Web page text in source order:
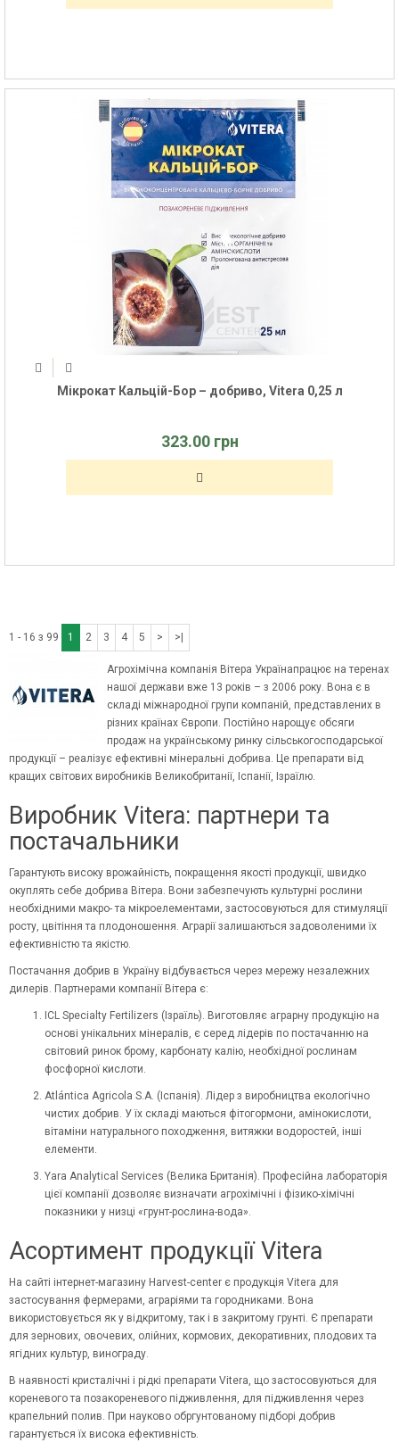
Мікрокат Кальцій-Бор – добриво, Vitera 0,25 л
323.00 грн
1 - 16 з 99 1 2 3 4 5 > >|
Агрохімічна компанія Вітера Українапрацює на теренах
нашої держави вже 13 років – з 2006 року. Вона є в
складі міжнародної групи компаній, представлених в
різних країнах Європи. Постійно нарощує обсяги
продаж на українському ринку сільськогосподарської
продукції – реалізує ефективні мінеральні добрива. Це препарати від
кращих світових виробників Великобританії, Іспанії, Ізраїлю.
Виробник Vitera: партнери та
постачальники
Гарантують високу врожайність, покращення якості продукції, швидко
окуплять себе добрива Вітера. Вони забезпечують культурні рослини
необхідними макро- та мікроелементами, застосовуються для стимуляції
росту, цвітіння та плодоношення. Аграрії залишаються задоволеними їх
ефективністю та якістю.
Постачання добрив в Україну відбувається через мережу незалежних
дилерів. Партнерами компанії Вітера є:
ICL Specialty Fertilizers (Ізраїль). Виготовляє аграрну продукцію на
основі унікальних мінералів, є серед лідерів по постачанню на
світовий ринок брому, карбонату калію, необхідної рослинам
фосфорної кислоти.
Atlántica Agricola S.A. (Іспанія). Лідер з виробництва екологічно
чистих добрив. У їх складі маються фітогормони, амінокислоти,
вітаміни натурального походження, витяжки водоростей, інші
елементи.
Yara Analytical Services (Велика Британія). Професійна лабораторія
цієї компанії дозволяє визначати агрохімічні і фізико-хімічні
показники у низці «грунт-рослина-вода».
Асортимент продукції Vitera
На сайті інтернет-магазину Harvest-center є продукція Vitera для
застосування фермерами, аграріями та городниками. Вона
використовується як у відкритому, так і в закритому грунті. Є препарати
для зернових, овочевих, олійних, кормових, декоративних, плодових та
ягідних культур, винограду.
В наявності кристалічні і рідкі препарати Vitera, що застосовуються для
кореневого та позакореневого підживлення, для підживлення через
крапельний полив. При науково обргунтованому підборі добрив
гарантується їх висока ефективність.